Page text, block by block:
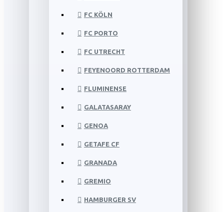
FC KÖLN
FC PORTO
FC UTRECHT
FEYENOORD ROTTERDAM
FLUMINENSE
GALATASARAY
GENOA
GETAFE CF
GRANADA
GREMIO
HAMBURGER SV